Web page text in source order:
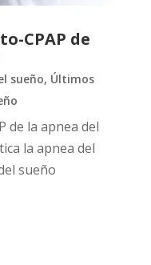
CPAP de
sueño, Últimos
de la apnea del
la apnea del
sueño